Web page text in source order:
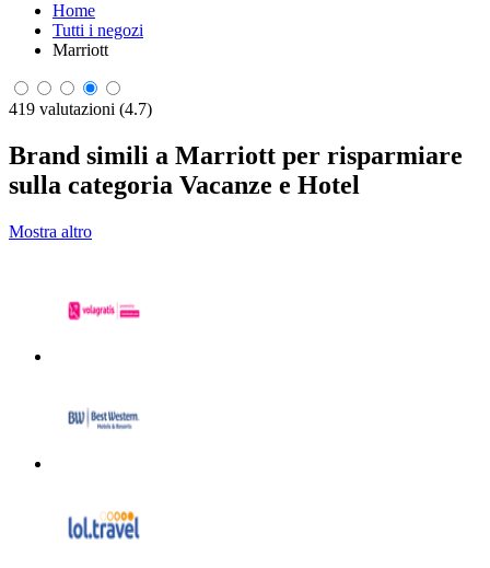
Home
Tutti i negozi
Marriott
419 valutazioni (4.7)
Brand simili a Marriott per risparmiare
sulla categoria Vacanze e Hotel
Mostra altro